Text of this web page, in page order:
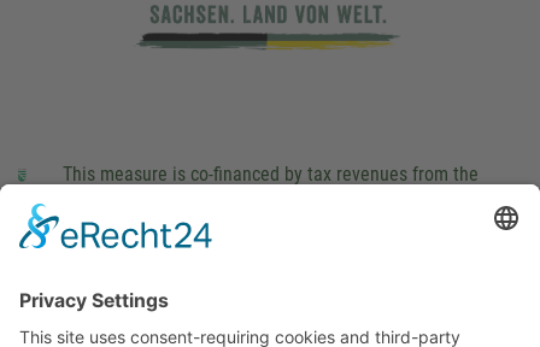
This measure is co-financed by tax revenues from the
Landtag (parliament).